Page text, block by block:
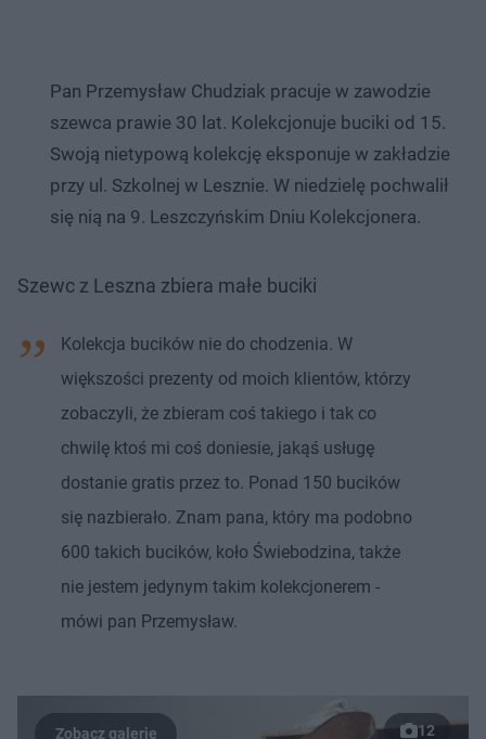
Pan Przemysław Chudziak pracuje w zawodzie
szewca prawie 30 lat. Kolekcjonuje buciki od 15.
Swoją nietypową kolekcję eksponuje w zakładzie
przy ul. Szkolnej w Lesznie. W niedzielę pochwalił
się nią na 9. Leszczyńskim Dniu Kolekcjonera.
Szewc z Leszna zbiera małe buciki
Kolekcja bucików nie do chodzenia. W
większości prezenty od moich klientów, którzy
zobaczyli, że zbieram coś takiego i tak co
chwilę ktoś mi coś doniesie, jakąś usługę
dostanie gratis przez to. Ponad 150 bucików
się nazbierało. Znam pana, który ma podobno
600 takich bucików, koło Świebodzina, także
nie jestem jedynym takim kolekcjonerem -
mówi pan Przemysław.
12